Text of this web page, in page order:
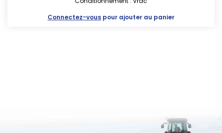
Connectez-vous pour ajouter au panier